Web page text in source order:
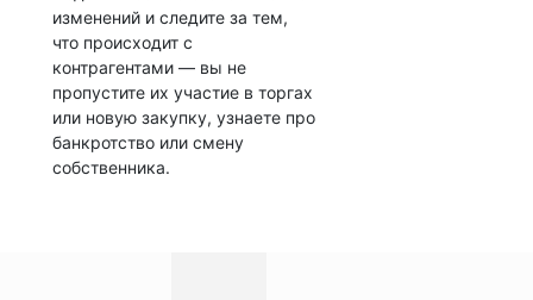
изменений и следите за тем,
что происходит с
контрагентами — вы не
пропустите их участие в торгах
или новую закупку, узнаете про
банкротство или смену
собственника.